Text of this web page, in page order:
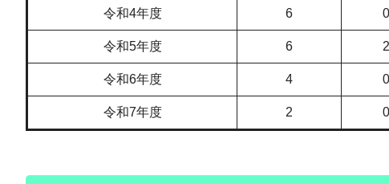
令和4年度 6 0
令和5年度 6 2
令和6年度 4 0
令和7年度 2 0